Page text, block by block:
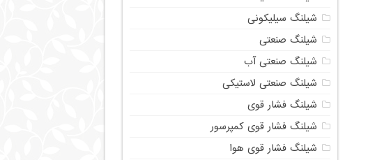
شیلنگ سیلیکونی
شیلنگ صنعتی
شیلنگ صنعتی آب
شیلنگ صنعتی لاستیکی
شیلنگ فشار قوی
شیلنگ فشار قوی کمپرسور
شیلنگ فشار قوی هوا